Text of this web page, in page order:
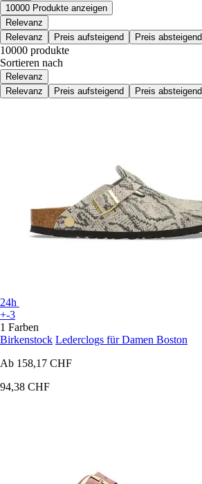
10000 Produkte anzeigen
Relevanz
Relevanz
Preis aufsteigend Preis absteigend
10000 produkte
Sortieren nach
Relevanz
Relevanz
Preis aufsteigend Preis absteigend
24h
+-3
1 Farben
Birkenstock Lederclogs für Damen Boston
Ab 158,17 CHF
94,38 CHF